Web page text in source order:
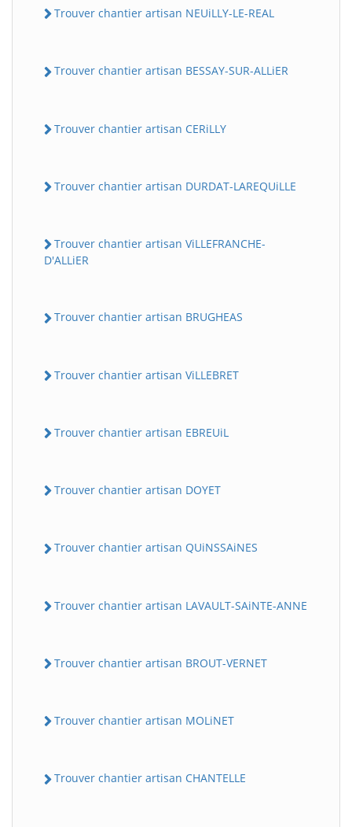
Trouver chantier artisan NEUiLLY-LE-REAL
Trouver chantier artisan BESSAY-SUR-ALLiER
Trouver chantier artisan CERiLLY
Trouver chantier artisan DURDAT-LAREQUiLLE
Trouver chantier artisan ViLLEFRANCHE-
D'ALLiER
Trouver chantier artisan BRUGHEAS
Trouver chantier artisan ViLLEBRET
Trouver chantier artisan EBREUiL
Trouver chantier artisan DOYET
Trouver chantier artisan QUiNSSAiNES
Trouver chantier artisan LAVAULT-SAiNTE-ANNE
Trouver chantier artisan BROUT-VERNET
Trouver chantier artisan MOLiNET
Trouver chantier artisan CHANTELLE